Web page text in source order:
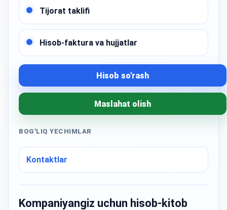
Tijorat taklifi
Hisob-faktura va hujjatlar
Hisob so'rash
Maslahat olish
BOG'LIQ YECHIMLAR
Kontaktlar
Kompaniyangiz uchun hisob-kitob